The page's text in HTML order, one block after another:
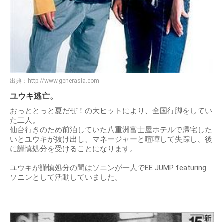
出典： http://www.generasia.com
ユウキ逃亡。
おっととっと夏だぜ！の大ヒットにより、全国行脚をしてい
た二人。
仙台行きのため前泊していた八重洲富士屋ホテルで帰宅した
いとユウキが抜け出し、マネージャーと喧嘩して失踪し、後
に謹慎処分を受けることになります。
ユウキが謹慎処分の間はソニンが一人でEE JUMP featuring
ソニンとして活動していました。